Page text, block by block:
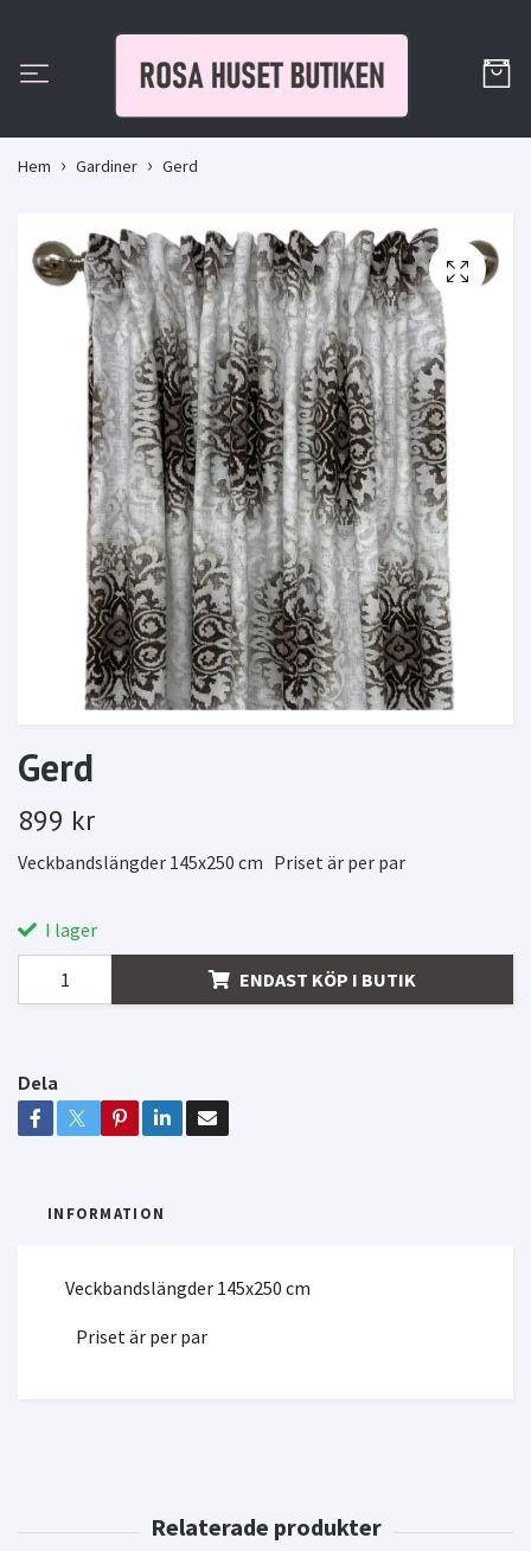
Hem Gardiner Gerd
Gerd
899 kr
Veckbandslängder 145x250 cm Priset är per par
I lager
ENDAST KÖP I BUTIK
Dela
INFORMATION
Veckbandslängder 145x250 cm
Priset är per par